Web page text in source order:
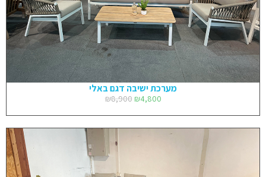
מערכת ישיבה דגם באלי
₪8,900 ₪4,800